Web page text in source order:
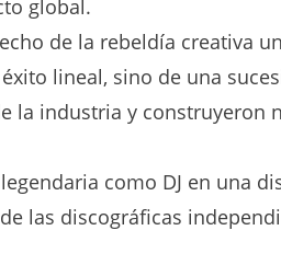
global.
de la rebeldía creativa
lineal, sino de una
la industria y construyeron
como DJ en una
las discográficas